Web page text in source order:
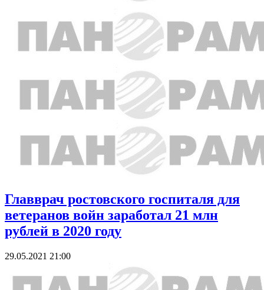
Главврач ростовского госпиталя для
ветеранов войн заработал 21 млн
рублей в 2020 году
29.05.2021 21:00